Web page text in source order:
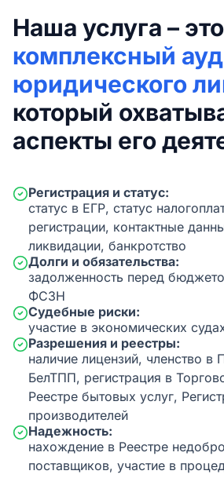
Наша услуга – это
комплексный
юридического
который
аспекты его
Регистрация и статус:
статус в ЕГР, статус
регистрации, контактные
ликвидации, банкротство
Долги и обязательства:
задолженность перед
ФСЗН
Судебные риски:
участие в экономических
Разрешения и реестры:
наличие лицензий, членство
БелТПП, регистрация в
Реестре бытовых услуг,
производителей
Надежность:
нахождение в Реестре
поставщиков, участие в